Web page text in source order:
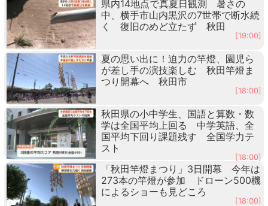
県内14地点で真夏日観測 暑さの
中、横手市山内黒沢の7世帯で断水続
く 復旧のめど立たず 秋田
[19:00]
夏の思い出に！迫力の竿燈、園児ら
が差し手の演技楽しむ 秋田竿燈ま
つり開幕へ 秋田市
[18:00]
秋田県の小中学生、国語と算数・数
学は全国平均上回る 中学英語、全
国平均下回り課題残す 全国学力テ
スト
[18:00]
「秋田竿燈まつり」3日開幕 今年は
273本の竿燈が参加 ドローン500機
によるショーも見どころ
[18:00]